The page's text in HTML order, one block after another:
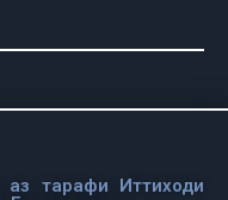
тарафи Иттиходи